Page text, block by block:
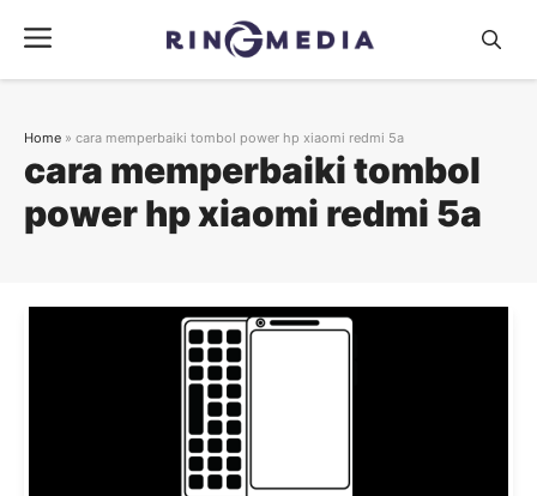
isi
Menu
cara memperbaiki tombol
power hp xiaomi redmi 5a
Home » cara memperbaiki tombol power hp xiaomi redmi 5a